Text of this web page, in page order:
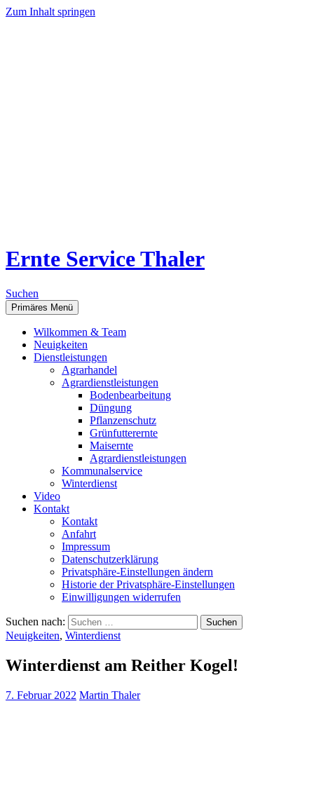
Zum Inhalt springen
Ernte Service Thaler
Suchen
Primäres Menü
Wilkommen & Team
Neuigkeiten
Dienstleistungen
Agrarhandel
Agrardienstleistungen
Bodenbearbeitung
Düngung
Pflanzenschutz
Grünfutterernte
Maisernte
Agrardienstleistungen
Kommunalservice
Winterdienst
Video
Kontakt
Kontakt
Anfahrt
Impressum
Datenschutzerklärung
Privatsphäre-Einstellungen ändern
Historie der Privatsphäre-Einstellungen
Einwilligungen widerrufen
Suchen nach:
Neuigkeiten, Winterdienst
Winterdienst am Reither Kogel!
7. Februar 2022 Martin Thaler